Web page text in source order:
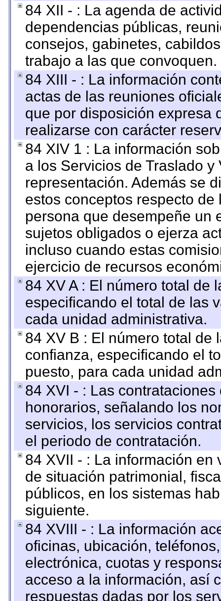
84 XII - : La agenda de
dependencias públicas,
consejos, gabinetes,
trabajo a las que convoquen.
84 XIII - : La información
actas de las reuniones
que por disposición expresa
realizarse con carácter
84 XIV 1 : La información
a los Servicios de Traslado
representación. Además se
estos conceptos respecto
persona que desempeñe un
sujetos obligados o ejerza
incluso cuando estas
ejercicio de recursos
84 XV A : El número total de
especificando el total de las
cada unidad administrativa.
84 XV B : El número total de
confianza, especificando el
puesto, para cada unidad
84 XVI - : Las
honorarios, señalando los
servicios, los servicios
el periodo de contratación.
84 XVII - : La información
de situación patrimonial,
públicos, en los sistemas
siguiente.
84 XVIII - : La información
oficinas, ubicación,
electrónica, cuotas y
acceso a la información, así
respuestas dadas por los